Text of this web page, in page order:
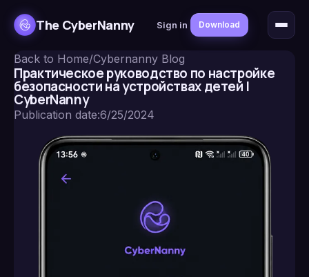
The CyberNanny Sign in Download
Back to Home/Cybernanny Blog
Практическое руководство по настройке
безопасности на устройствах детей |
CyberNanny
Publication date:6/25/2024